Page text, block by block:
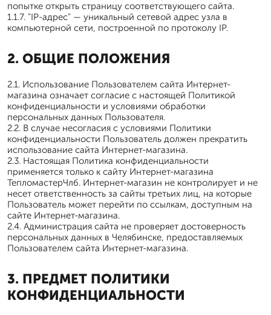
попытке открыть страницу соответствующего сайта.
1.1.7. "IP-адрес" — уникальный сетевой адрес узла в
компьютерной сети, построенной по протоколу IP.
2. ОБЩИЕ ПОЛОЖЕНИЯ
2.1. Использование Пользователем сайта Интернет-
магазина означает согласие с настоящей Политикой
конфиденциальности и условиями обработки
персональных данных Пользователя.
2.2. В случае несогласия с условиями Политики
конфиденциальности Пользователь должен прекратить
использование сайта Интернет-магазина.
2.3. Настоящая Политика конфиденциальности
применяется только к сайту Интернет-магазина
ТепломастерЧлб. Интернет-магазин не контролирует и не
несет ответственность за сайты третьих лиц, на которые
Пользователь может перейти по ссылкам, доступным на
сайте Интернет-магазина.
2.4. Администрация сайта не проверяет достоверность
персональных данных в Челябинске, предоставляемых
Пользователем сайта Интернет-магазина.
3. ПРЕДМЕТ ПОЛИТИКИ
КОНФИДЕНЦИАЛЬНОСТИ